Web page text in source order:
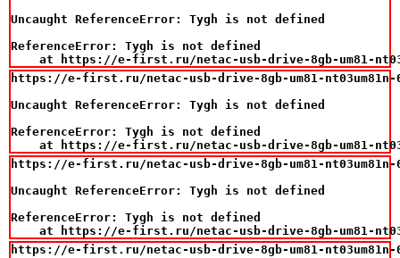
Uncaught ReferenceError: Tygh is not defined
ReferenceError: Tygh is not defined
at https://e-first.ru/netac-usb-drive-8gb-um81-
https://e-first.ru/netac-usb-drive-8gb-um81-nt03um81n-
Uncaught ReferenceError: Tygh is not defined
ReferenceError: Tygh is not defined
at https://e-first.ru/netac-usb-drive-8gb-um81-
https://e-first.ru/netac-usb-drive-8gb-um81-nt03um81n-
Uncaught ReferenceError: Tygh is not defined
ReferenceError: Tygh is not defined
at https://e-first.ru/netac-usb-drive-8gb-um81-
https://e-first.ru/netac-usb-drive-8gb-um81-nt03um81n-